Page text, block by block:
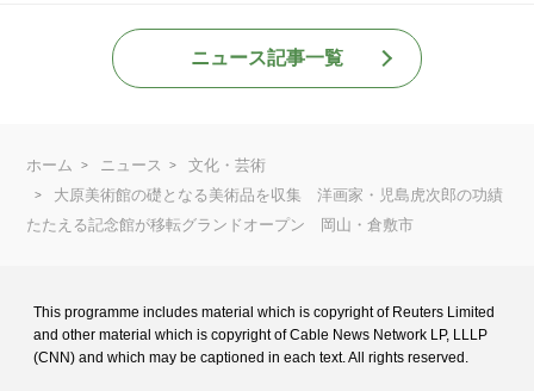
ニュース記事一覧
ホーム ニュース
文化・芸術
大原美術館の礎となる美術品を収集 洋画家・児島虎次郎の功績
たたえる記念館が移転グランドオープン 岡山・倉敷市
This programme includes material which is copyright of Reuters Limited
and other material which is copyright of Cable News Network LP, LLLP
(CNN) and which may be captioned in each text. All rights reserved.